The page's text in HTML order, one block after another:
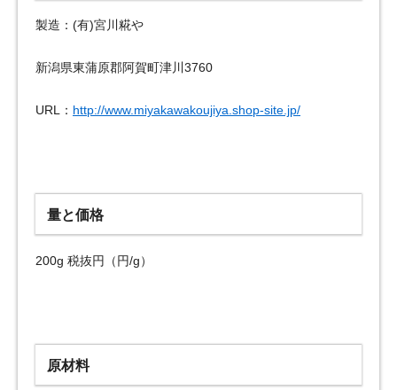
製造：(有)宮川糀や
新潟県東蒲原郡阿賀町津川3760
URL： http://www.miyakawakoujiya.shop-site.jp/
量と価格
200g 税抜円（円/g）
原材料